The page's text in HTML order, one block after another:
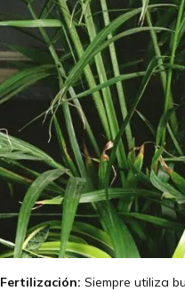
Fertilización: Siempre utiliza